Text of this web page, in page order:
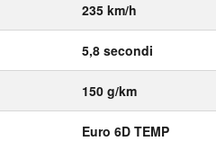
235 km/h
5,8 secondi
150 g/km
Euro 6D TEMP